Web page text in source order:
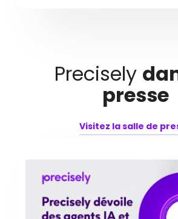
Precisely
presse
Visitez la salle de